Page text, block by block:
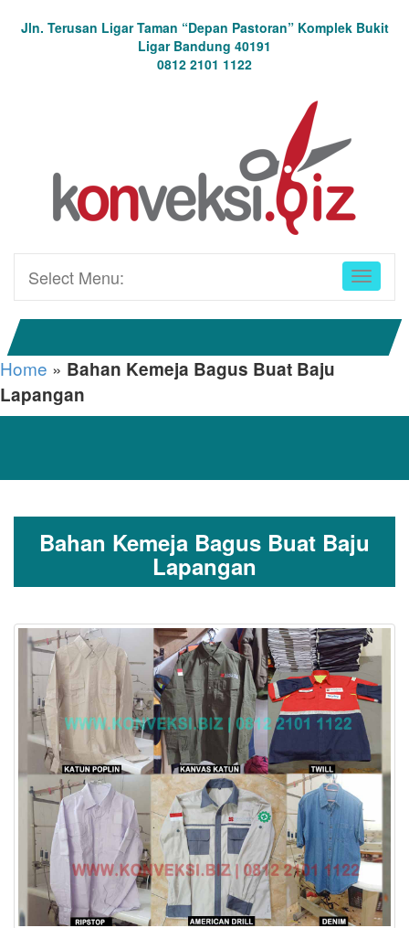
Jln. Terusan Ligar Taman “Depan Pastoran” Komplek Bukit
Ligar Bandung 40191
0812 2101 1122
Select Menu:
Home » Bahan Kemeja Bagus Buat Baju
Lapangan
Bahan Kemeja Bagus Buat Baju
Lapangan